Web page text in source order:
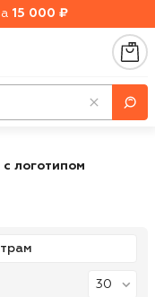
15 000 ₽
логотипом